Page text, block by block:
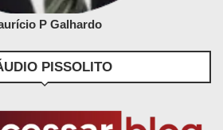
P Galhardo
PISSOLITO